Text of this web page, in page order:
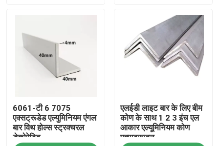
एक बोली का अनुरोध
मिल खत्म एल्यूमीनियम का तार
रंग लेपित एल्यूमीनियम का तार
कोल्ड रोल्ड एल्युमिनियम कॉइल
6061-टी 6 7075
एक्सट्रूडेड एल्युमिनियम एंगल
बार विथ होल्स स्ट्रक्चरल
डेकोरेटिव
एलईडी लाइट बार के लिए बीम
कोण के साथ 1 2 3 इंच एल
आकार एल्यूमिनियम कोण
एक्सट्रूज़न